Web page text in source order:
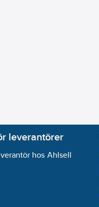
leverantörer
hos Ahlsell